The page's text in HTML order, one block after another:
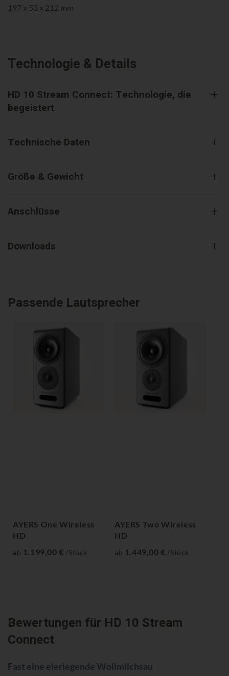
197 x 53 x 212 mm
Technologie & Details
HD 10 Stream Connect: Technologie, die
begeistert
Technische Daten
Größe & Gewicht
Anschlüsse
Downloads
Passende Lautsprecher
AYERS One Wireless
HD
ab 1.199,00 € /Stück
AYERS Two Wireless
HD
ab 1.449,00 € /Stück
Bewertungen für HD 10 Stream
Connect
Fast eine eierlegende Wollmilchsau